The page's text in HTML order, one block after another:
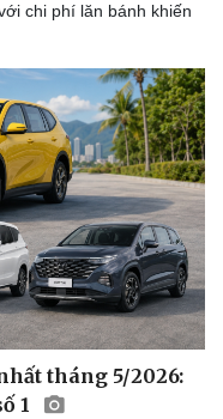
đẹp
yêu - Gia đình
chi phí lăn bánh khiến
tháng 5/2026:
1